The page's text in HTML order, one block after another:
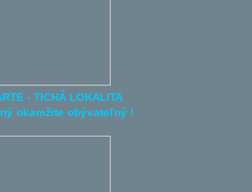
- TICHÁ LOKALITA
okamžite obývateľný !